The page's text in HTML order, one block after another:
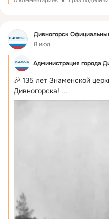
Фид Дивногорск
8 июл
Администрация города
🎉 135 лет Знаменской
Дивногорска! ...